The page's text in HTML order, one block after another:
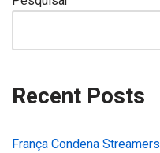
Recent Posts
França Condena